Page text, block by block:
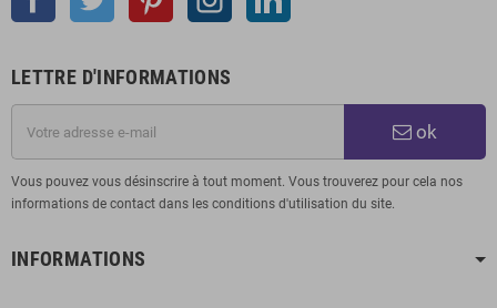
LETTRE D'INFORMATIONS
ok
Vous pouvez vous désinscrire à tout moment. Vous trouverez pour cela nos
informations de contact dans les conditions d'utilisation du site.
INFORMATIONS